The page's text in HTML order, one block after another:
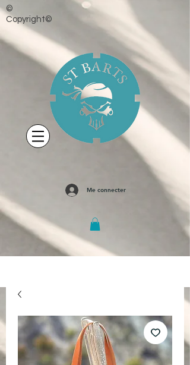
©
Copyright©
Me connecter